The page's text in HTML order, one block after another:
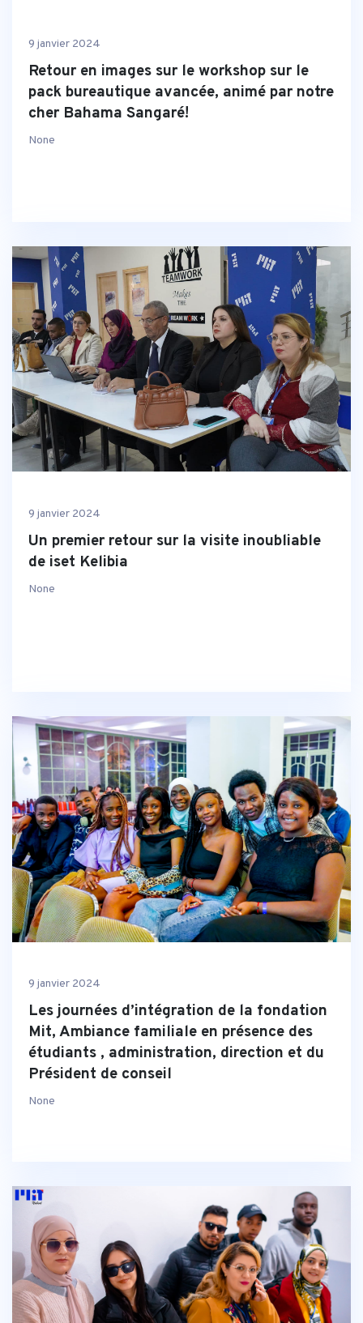
9 janvier 2024
Retour en images sur le workshop sur le
pack bureautique avancée, animé par notre
cher Bahama Sangaré!
None
9 janvier 2024
Un premier retour sur la visite inoubliable
de iset Kelibia
None
9 janvier 2024
Les journées d’intégration de la fondation
Mit, Ambiance familiale en présence des
étudiants , administration, direction et du
Président de conseil
None